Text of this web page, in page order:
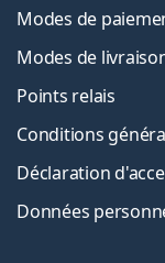
Modes de
Modes de
Points relais
Conditions
Déclaration
Données